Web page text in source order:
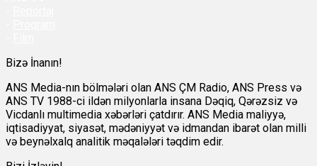
Bizə İnanın!
ANS Media-nın bölmələri olan ANS ÇM Radio, ANS Press və
ANS TV 1988-ci ildən milyonlarla insana Dəqiq, Qərəzsiz və
Vicdanlı multimedia xəbərləri çatdırır. ANS Media maliyyə,
iqtisadiyyat, siyasət, mədəniyyət və idmandan ibarət olan milli
və beynəlxalq analitik məqalələri təqdim edir.